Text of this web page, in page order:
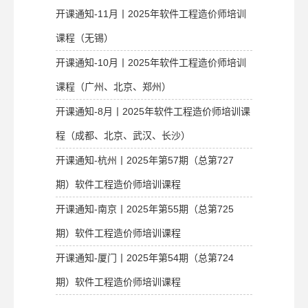
开课通知-11月丨2025年软件工程造价师培训
课程（无锡）
开课通知-10月丨2025年软件工程造价师培训
课程（广州、北京、郑州）
开课通知-8月丨2025年软件工程造价师培训课
程（成都、北京、武汉、长沙）
开课通知-杭州丨2025年第57期（总第727
期）软件工程造价师培训课程
开课通知-南京丨2025年第55期（总第725
期）软件工程造价师培训课程
开课通知-厦门丨2025年第54期（总第724
期）软件工程造价师培训课程